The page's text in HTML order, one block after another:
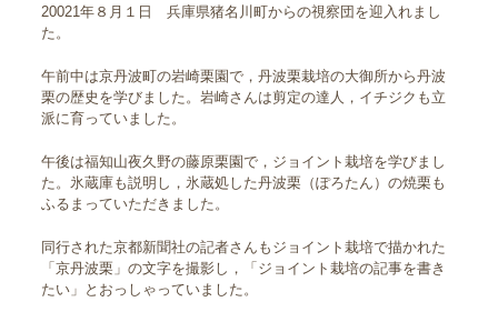
20021年８月１日 兵庫県猪名川町からの視察団を迎入れまし
た。
午前中は京丹波町の岩崎栗園で，丹波栗栽培の大御所から丹波
栗の歴史を学びました。岩崎さんは剪定の達人，イチジクも立
派に育っていました。
午後は福知山夜久野の藤原栗園で，ジョイント栽培を学びまし
た。氷蔵庫も説明し，氷蔵処した丹波栗（ぽろたん）の焼栗も
ふるまっていただきました。
同行された京都新聞社の記者さんもジョイント栽培で描かれた
「京丹波栗」の文字を撮影し，「ジョイント栽培の記事を書き
たい」とおっしゃっていました。